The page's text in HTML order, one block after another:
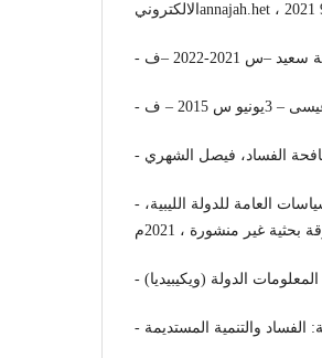
- د ، بلعيد الطاهر البرغوثي ،دور البلديات في وضع السياسات العامة للدولة الليبية،